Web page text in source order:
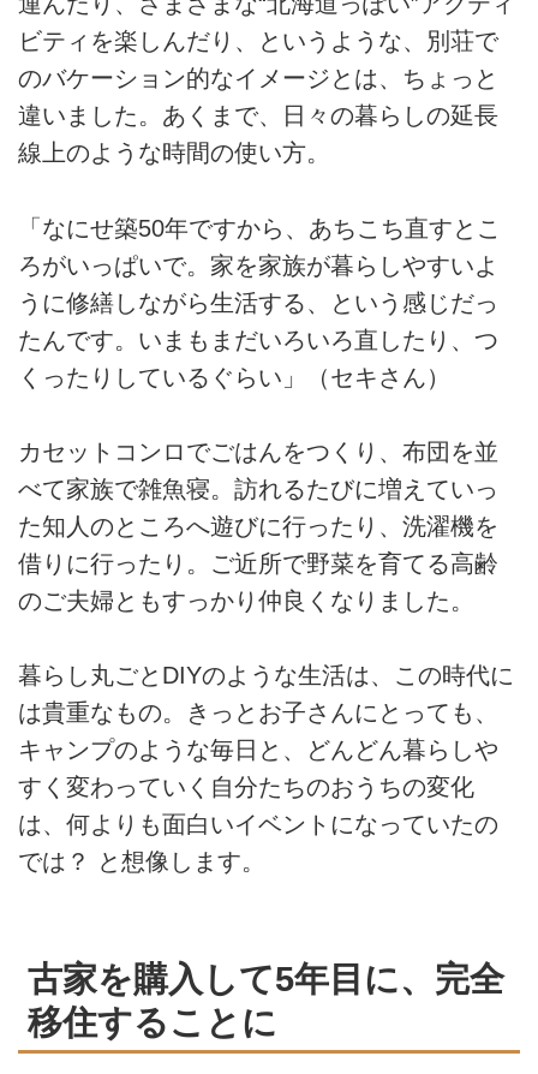
ビティを楽しんだり、というような、別荘で
のバケーション的なイメージとは、ちょっと
違いました。あくまで、日々の暮らしの延長
線上のような時間の使い方。
「なにせ築50年ですから、あちこち直すとこ
ろがいっぱいで。家を家族が暮らしやすいよ
うに修繕しながら生活する、という感じだっ
たんです。いまもまだいろいろ直したり、つ
くったりしているぐらい」（セキさん）
カセットコンロでごはんをつくり、布団を並
べて家族で雑魚寝。訪れるたびに増えていっ
た知人のところへ遊びに行ったり、洗濯機を
借りに行ったり。ご近所で野菜を育てる高齢
のご夫婦ともすっかり仲良くなりました。
暮らし丸ごとDIYのような生活は、この時代に
は貴重なもの。きっとお子さんにとっても、
キャンプのような毎日と、どんどん暮らしや
すく変わっていく自分たちのおうちの変化
は、何よりも面白いイベントになっていたの
では？ と想像します。
古家を購入して5年目に、完全
移住することに